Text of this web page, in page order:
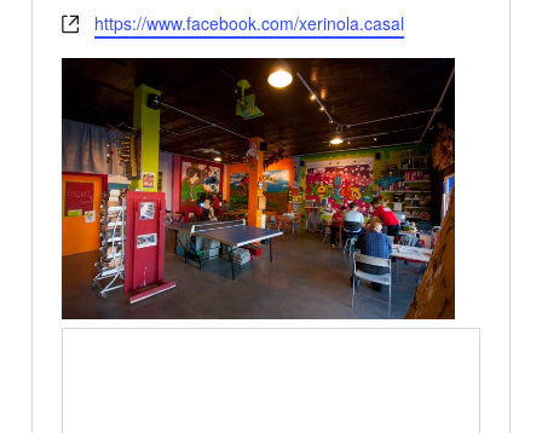
Websitehttps://www.facebook.com/xerinola.casal